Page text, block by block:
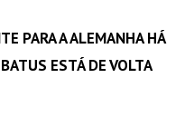
PARA A ALEMANHA HÁ
ESTÁ DE VOLTA